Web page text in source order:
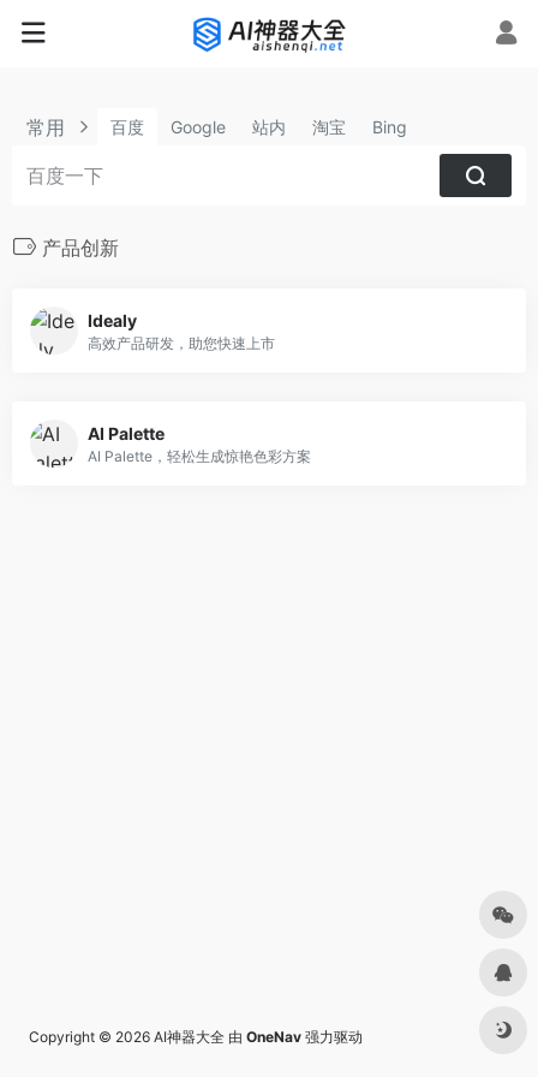
常用 百度 Google 站内 淘宝 Bing
产品创新
Idealy
高效产品研发，助您快速上市
AI Palette
AI Palette，轻松生成惊艳色彩方案
Copyright © 2026 AI神器大全 由 OneNav 强力驱动